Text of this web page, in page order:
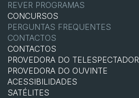
REVER PROGRAMAS
CONCURSOS
PERGUNTAS FREQUENTES
CONTACTOS
CONTACTOS
PROVEDORA DO TELESPECTADOR
PROVEDORA DO OUVINTE
ACESSIBILIDADES
SATÉLITES